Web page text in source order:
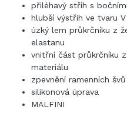
přiléhavý střih s
hlubší výstřih ve tvaru V
úzký lem průkrčníku z
elastanu
vnitřní část průkrčníku
materiálu
zpevnění ramenních
silikonová úprava
MALFINI